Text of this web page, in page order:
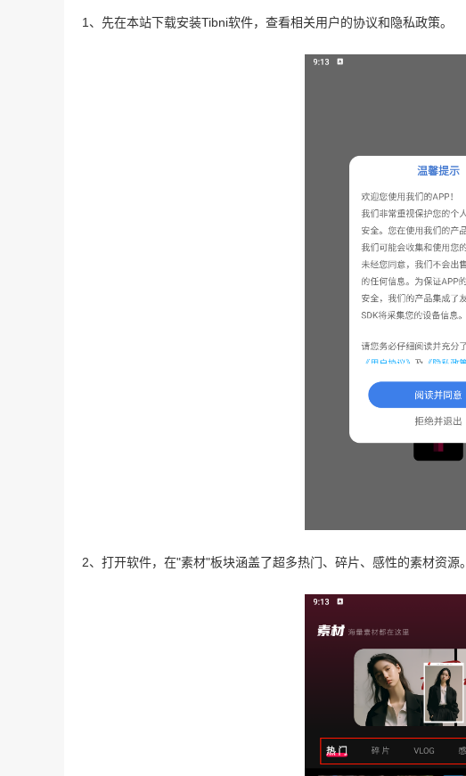
1、先在本站下载安装Tibni软件，查看相关用户的协议和隐私政策。
2、打开软件，在"素材"板块涵盖了超多热门、碎片、感性的素材资源。